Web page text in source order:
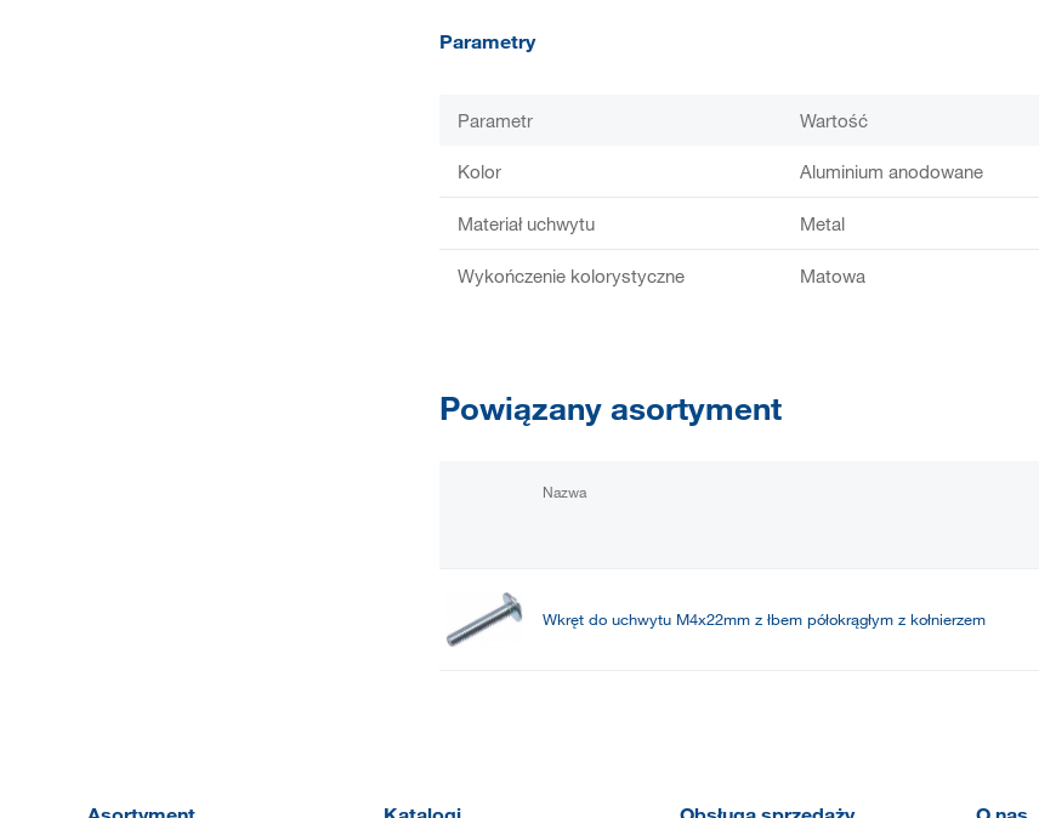
Parametry
Parametr Wartość
Kolor Aluminium anodowane
Materiał uchwytu Metal
Wykończenie kolorystyczne Matowa
Powiązany asortyment
Nazwa
Wkręt do uchwytu M4x22mm z łbem półokrągłym z kołnierzem